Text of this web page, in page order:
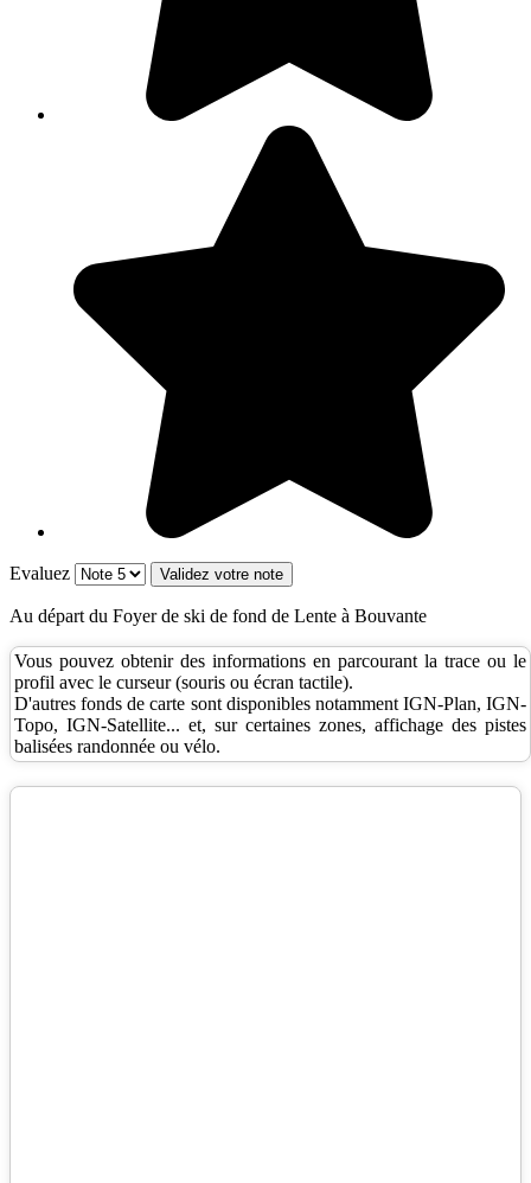
Evaluez
Au départ du Foyer de ski de fond de Lente à Bouvante
Vous pouvez obtenir des informations en parcourant la trace ou le
profil avec le curseur (souris ou écran tactile).
D'autres fonds de carte sont disponibles notamment IGN-Plan, IGN-
Topo, IGN-Satellite... et, sur certaines zones, affichage des pistes
balisées randonnée ou vélo.